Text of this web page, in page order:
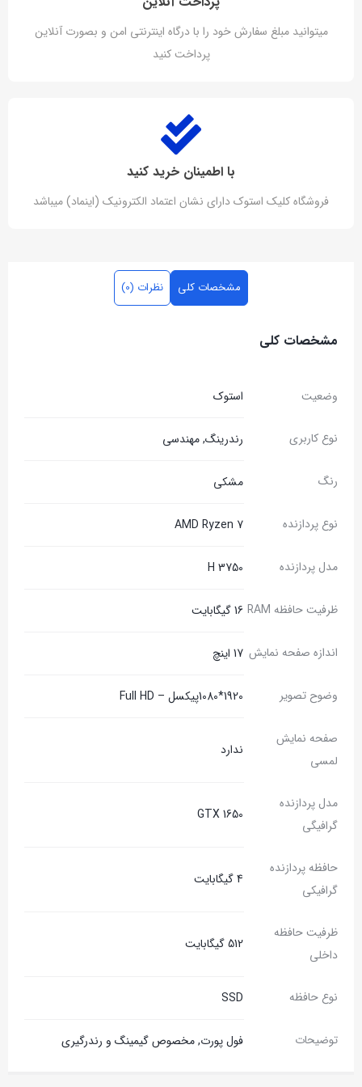
میتوانید مبلغ سفارش خود را با درگاه اینترنتی امن و بصورت آنلاین
پرداخت کنید
با اطمینان خرید کنید
فروشگاه کلیک استوک دارای نشان اعتماد الکترونیک (اینماد) میباشد
مشخصات کلی نظرات (0)
مشخصات کلی
وضعیت استوک
نوع کاربری رندرینگ, مهندسی
رنگ مشکی
نوع پردازنده AMD Ryzen 7
مدل پردازنده 3750 H
ظرفیت حافظه RAM 16 گیگابایت
اندازه صفحه نمایش 17 اینچ
وضوح تصویر 1920*1080پیکسل – Full HD
صفحه نمایش
لمسی
ندارد
مدل پردازنده
گرافیگی
GTX 1650
حافظه پردازنده
گرافیکی
4 گیگابایت
ظرفیت حافظه
داخلی
512 گیگابایت
نوع حافظه SSD
توضیحات فول پورت, مخصوص گیمینگ و رندرگیری